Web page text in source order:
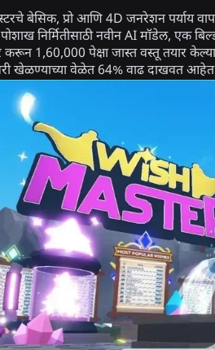
बेसिक, प्रो आणि 4D जनरेशन पर्याय
निर्मितीसाठी नवीन AI मॉडेल, एक
करून 1,60,000 पेक्षा जास्त वस्तू तयार
खेळण्याच्या वेळेत 64% वाढ दाखवत